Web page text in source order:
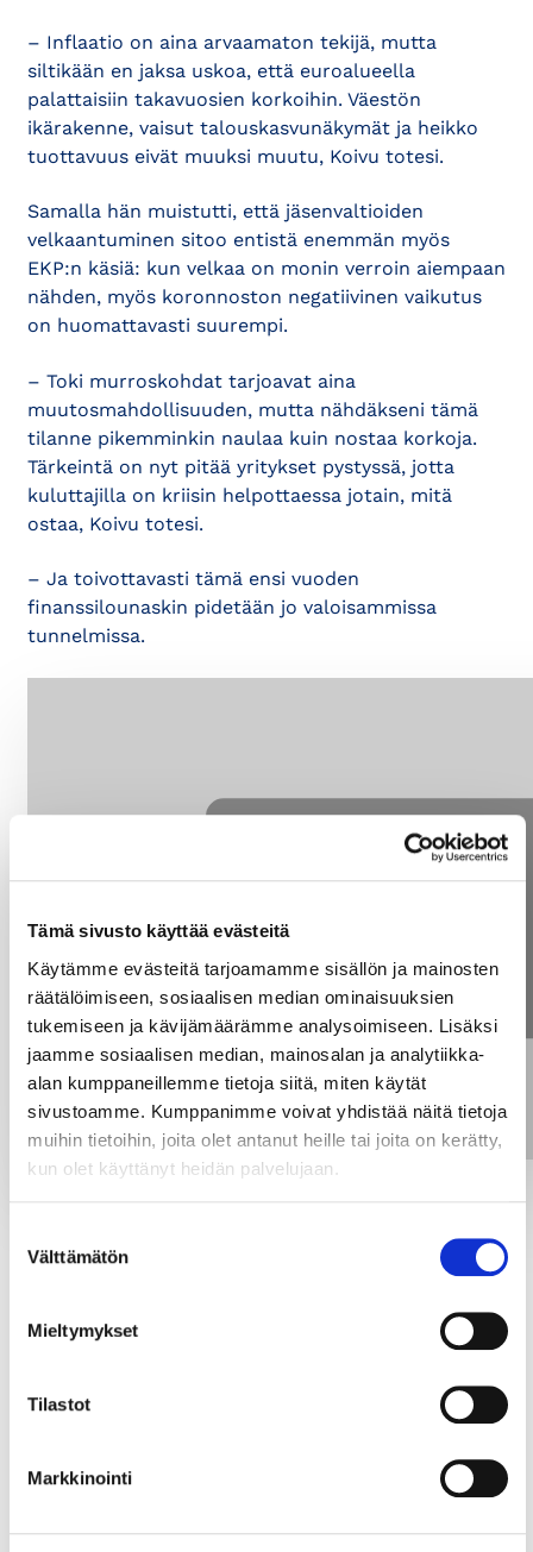
Tämä sivusto käyttää evästeitä
Käytämme evästeitä tarjoamamme sisällön ja mainosten
räätälöimiseen, sosiaalisen median ominaisuuksien
tukemiseen ja kävijämäärämme analysoimiseen. Lisäksi
jaamme sosiaalisen median, mainosalan ja analytiikka-
alan kumppaneillemme tietoja siitä, miten käytät
sivustoamme. Kumppanimme voivat yhdistää näitä tietoja
muihin tietoihin, joita olet antanut heille tai joita on kerätty,
kun olet käyttänyt heidän palvelujaan.
valinta
Välttämätön
Mieltymykset
Tilastot
Markkinointi
– Inflaatio on aina arvaamaton tekijä, mutta
siltikään en jaksa uskoa, että euroalueella
palattaisiin takavuosien korkoihin. Väestön
ikärakenne, vaisut talouskasvunäkymät ja heikko
tuottavuus eivät muuksi muutu, Koivu totesi.
Samalla hän muistutti, että jäsenvaltioiden
velkaantuminen sitoo entistä enemmän myös
EKP:n käsiä: kun velkaa on monin verroin aiempaan
nähden, myös koronnoston negatiivinen vaikutus
on huomattavasti suurempi.
– Toki murroskohdat tarjoavat aina
muutosmahdollisuuden, mutta nähdäkseni tämä
tilanne pikemminkin naulaa kuin nostaa korkoja.
Tärkeintä on nyt pitää yritykset pystyssä, jotta
kuluttajilla on kriisin helpottaessa jotain, mitä
ostaa, Koivu totesi.
– Ja toivottavasti tämä ensi vuoden
finanssilounaskin pidetään jo valoisammissa
tunnelmissa.
⋯
Ole hyväja hyväksy kaikki evästeet